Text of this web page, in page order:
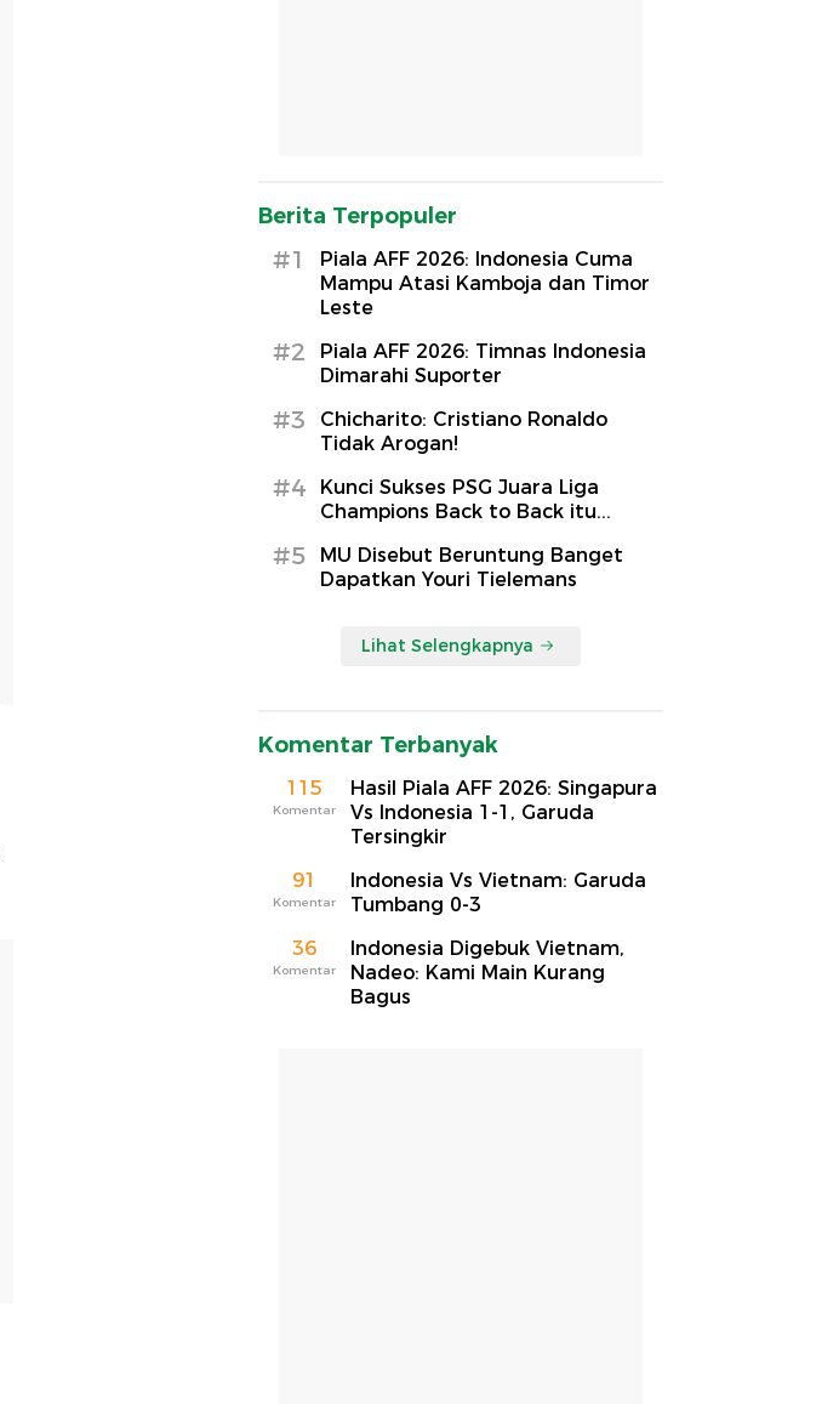
Berita Terpopuler
#1
Piala AFF 2026: Indonesia Cuma
Mampu Atasi Kamboja dan Timor
Leste
#2
Piala AFF 2026: Timnas Indonesia
Dimarahi Suporter
#3
Chicharito: Cristiano Ronaldo
Tidak Arogan!
#4
Kunci Sukses PSG Juara Liga
Champions Back to Back itu...
#5
MU Disebut Beruntung Banget
Dapatkan Youri Tielemans
Lihat Selengkapnya
Komentar Terbanyak
115
Komentar
Hasil Piala AFF 2026: Singapura
Vs Indonesia 1-1, Garuda
Tersingkir
91
Komentar
Indonesia Vs Vietnam: Garuda
Tumbang 0-3
36
Komentar
Indonesia Digebuk Vietnam,
Nadeo: Kami Main Kurang
Bagus